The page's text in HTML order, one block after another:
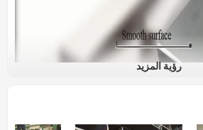
رؤية المزيد